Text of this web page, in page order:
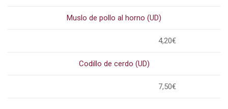
Muslo de pollo al horno (UD)
4,20€
Codillo de cerdo (UD)
7,50€